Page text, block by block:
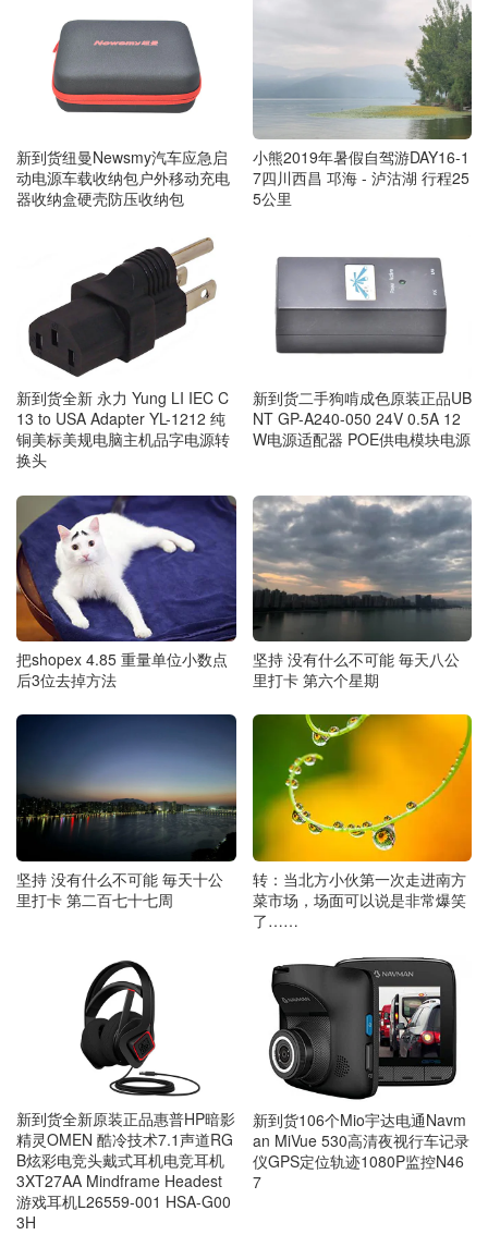
新到货纽曼Newsmy汽车应急启
动电源车载收纳包户外移动充电
器收纳盒硬壳防压收纳包
小熊2019年暑假自驾游DAY16-1
7四川西昌 邛海 - 泸沽湖 行程25
5公里
新到货全新 永力 Yung LI IEC C
13 to USA Adapter YL-1212 纯
铜美标美规电脑主机品字电源转
换头
新到货二手狗啃成色原装正品UB
NT GP-A240-050 24V 0.5A 12
W电源适配器 POE供电模块电源
把shopex 4.85 重量单位小数点
后3位去掉方法
坚持 没有什么不可能 毎天八公
里打卡 第六个星期
坚持 没有什么不可能 毎天十公
里打卡 第二百七十七周
转：当北方小伙第一次走进南方
菜市场，场面可以说是非常爆笑
了……
新到货全新原装正品惠普HP暗影
精灵OMEN 酷冷技术7.1声道RG
B炫彩电竞头戴式耳机电竞耳机
3XT27AA Mindframe Headest
游戏耳机L26559-001 HSA-G00
3H
新到货106个Mio宇达电通Navm
an MiVue 530高清夜视行车记录
仪GPS定位轨迹1080P监控N46
7